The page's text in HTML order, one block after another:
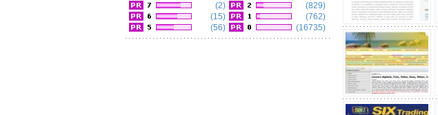
(2)
(15)
(56)
(829)
(762)
(16735)